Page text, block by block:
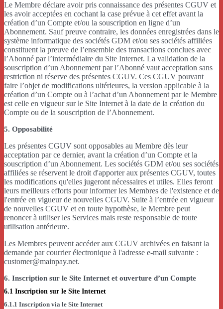
Le Membre déclare avoir pris connaissance des présentes CGUV et
les avoir acceptées en cochant la case prévue à cet effet avant la
création d’un Compte et/ou la souscription en ligne d’un
Abonnement. Sauf preuve contraire, les données enregistrées dans le
système informatique des sociétés GDM et/ou ses sociétés affiliées
constituent la preuve de l’ensemble des transactions conclues avec
l’Abonné par l’intermédiaire du Site Internet. La validation de la
souscription d’un Abonnement par l’Abonné vaut acceptation sans
restriction ni réserve des présentes CGUV. Ces CGUV pouvant
faire l’objet de modifications ultérieures, la version applicable à la
création d’un Compte ou à l’achat d’un Abonnement par le Membre
est celle en vigueur sur le Site Internet à la date de la création du
Compte ou de la souscription de l’Abonnement.
5. Opposabilité
Les présentes CGUV sont opposables au Membre dès leur
acceptation par ce dernier, avant la création d’un Compte et la
souscription d’un Abonnement. Les sociétés GDM et/ou ses sociétés
affiliées se réservent le droit d'apporter aux présentes CGUV, toutes
les modifications qu'elles jugeront nécessaires et utiles. Elles feront
leurs meilleurs efforts pour informer les Membres de l'existence et de
l'entrée en vigueur de nouvelles CGUV. Suite à l’entrée en vigueur
de nouvelles CGUV et en toute hypothèse, le Membre peut
renoncer à utiliser les Services mais reste responsable de toute
utilisation antérieure.
Les Membres peuvent accéder aux CGUV archivées en faisant la
demande par courrier électronique à l'adresse e-mail suivante :
customer@mainpay.net.
6. Inscription sur le Site Internet et ouverture d’un Compte
6.1 Inscription sur le Site Internet
6.1.1 Inscription via le Site Internet